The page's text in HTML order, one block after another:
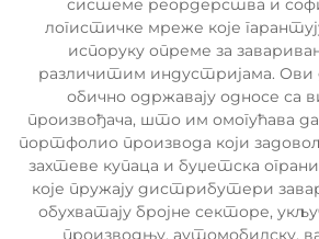
системе реордерства и
логистичке мреже које
испоруку опреме за
различитим индустријама.
обично одржавају односе са
произвођача, што им омогућава
портфолио производа који
захтеве купаца и буџетска
које пружају дистрибутери
обухватају бројне секторе,
производњу, аутомобилску,